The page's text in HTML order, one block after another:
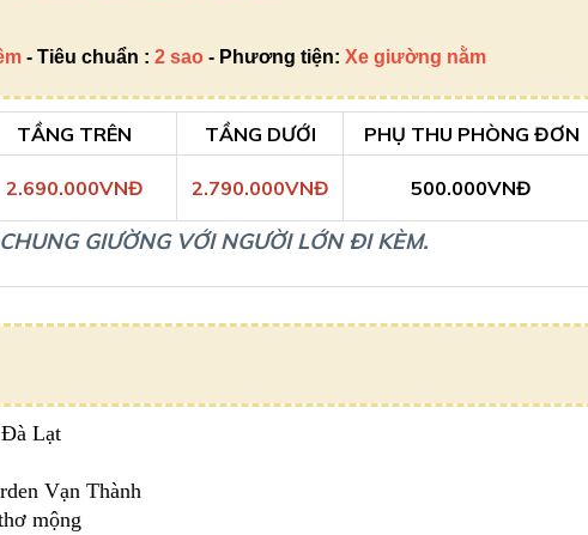
- Tiêu chuẩn : 2 sao - Phương tiện: Xe giường nằm
TẦNG TRÊN TẦNG DƯỚI
PHỤ THU PHÒNG ĐƠN
2.690.000VNĐ 2.790.000VNĐ 500.000VNĐ
GIƯỜNG VỚI NGƯỜI LỚN ĐI KÈM.
Lạt
Vạn Thành
mộng